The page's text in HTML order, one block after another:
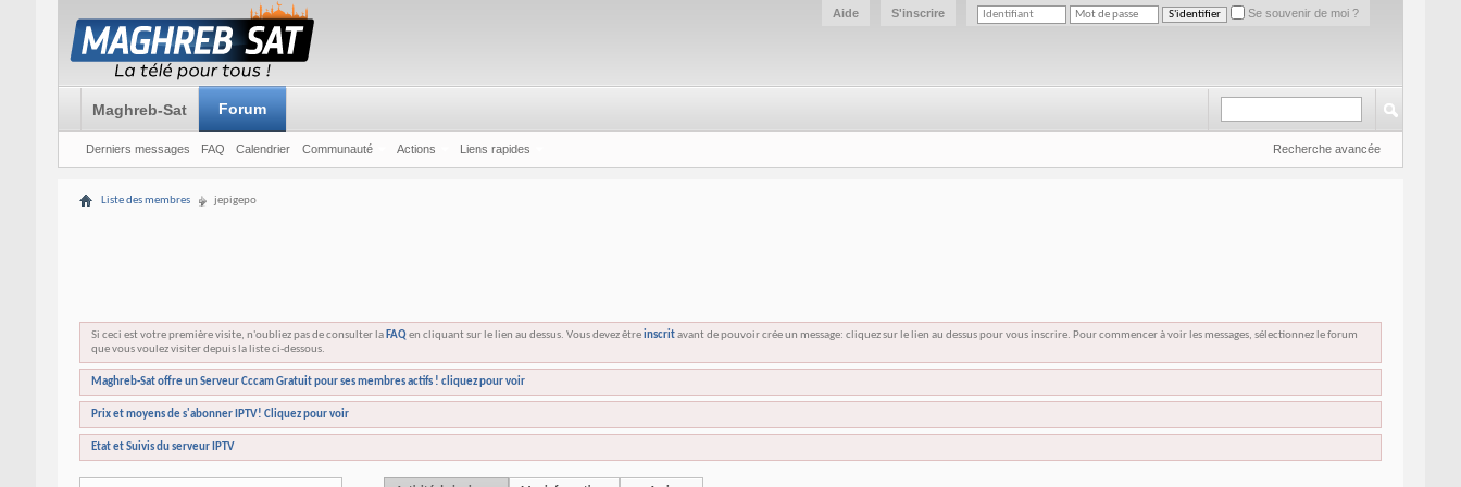
Se souvenir de moi ?
S'inscrire
Aide
Maghreb-Sat Forum
Derniers messages FAQ Calendrier Communauté Actions Liens rapides Recherche avancée
Liste des membres jepigepo
Si ceci est votre première visite, n'oubliez pas de consulter la FAQen cliquant sur le lien au dessus. Vous devez êtreinscritavant de pouvoir crée un message: cliquez sur le lien au dessus pour vous inscrire. Pour commencer à voir les messages, sélectionnez le forum
que vous voulez visiter depuis la liste ci-dessous.
Maghreb-Sat offre un Serveur Cccam Gratuit pour ses membres actifs ! cliquez pour voir
Prix et moyens de s'abonner IPTV! Cliquez pour voir
Etat et Suivis du serveur IPTV